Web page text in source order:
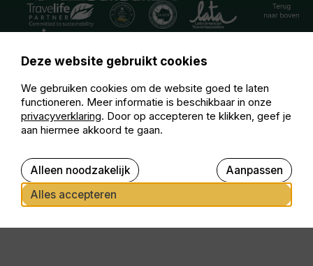
Deze website gebruikt cookies
We gebruiken cookies om de website goed te laten
functioneren. Meer informatie is beschikbaar in onze
privacyverklaring. Door op accepteren te klikken, geef je
aan hiermee akkoord te gaan.
Alles accepteren
Aanpassen
Alleen noodzakelijk